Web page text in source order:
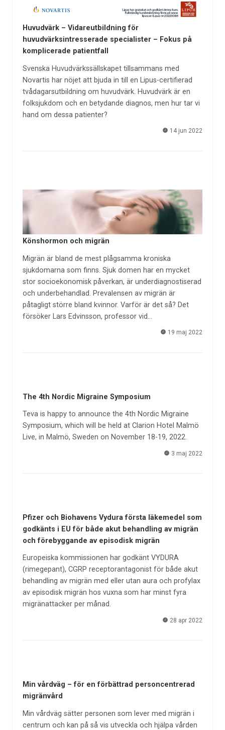
Huvudvärk – Vidareutbildning för
huvudvärksintresserade specialister – Fokus på
komplicerade patientfall
Svenska Huvudvärkssällskapet tillsammans med
Novartis har nöjet att bjuda in till en Lipus-certifierad
tvådagarsutbildning om huvudvärk. Huvudvärk är en
folksjukdom och en betydande diagnos, men hur tar vi
hand om dessa patienter?
14 jun 2022
Könshormon och migrän
Migrän är bland de mest plågsamma kroniska
sjukdomarna som finns. Sjuk domen har en mycket
stor socioekonomisk påverkan, är underdiagnostiserad
och underbehandlad. Prevalensen av migrän är
påtagligt större bland kvinnor. Varför är det så? Det
försöker Lars Edvinsson, professor vid…
19 maj 2022
The 4th Nordic Migraine Symposium
Teva is happy to announce the 4th Nordic Migraine
Symposium, which will be held at Clarion Hotel Malmö
Live, in Malmö, Sweden on November 18-19, 2022.
3 maj 2022
Pfizer och Biohavens Vydura första läkemedel som
godkänts i EU för både akut behandling av migrän
och förebyggande av episodisk migrän
Europeiska kommissionen har godkänt VYDURA
(rimegepant), CGRP receptorantagonist för både akut
behandling av migrän med eller utan aura och profylax
av episodisk migrän hos vuxna som har minst fyra
migränattacker per månad.
28 apr 2022
Min vårdväg – för en förbättrad personcentrerad
migränvård
Min vårdväg sätter personen som lever med migrän i
centrum och kan på så vis utveckla och hjälpa vården